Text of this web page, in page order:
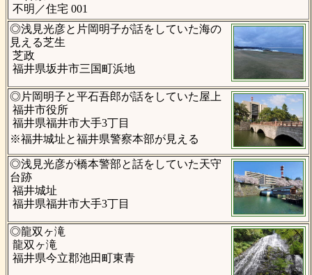
不明／住宅 001
◎浅見光彦と片岡明子が話をしていた海の
見える芝生
芝政
福井県坂井市三国町浜地
◎片岡明子と平石吾郎が話をしていた屋上
福井市役所
福井県福井市大手3丁目
※福井城址と福井県警察本部が見える
◎浅見光彦が橋本警部と話をしていた天守
台跡
福井城址
福井県福井市大手3丁目
◎龍双ヶ滝
龍双ヶ滝
福井県今立郡池田町東青